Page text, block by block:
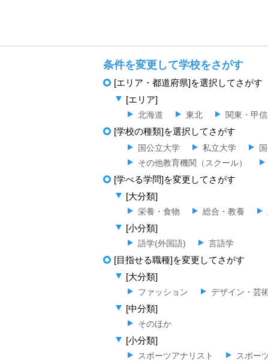
条件を変更して学校をさがす
[エリア・都道府県]を選択してさがす
[エリア]
北海道 東北 関東・甲
[学校の種類]を選択してさがす
国公立大学 私立大学
その他教育機関（スクール）
[学べる学問]を変更してさがす
[大分類]
栄養・食物 総合・教養
[小分類]
語学(外国語) 言語学
[目指せる職種]を変更してさがす
[大分類]
ファッション デザイン・芸
[中分類]
そのほか
[小分類]
スポーツアナリスト スポー